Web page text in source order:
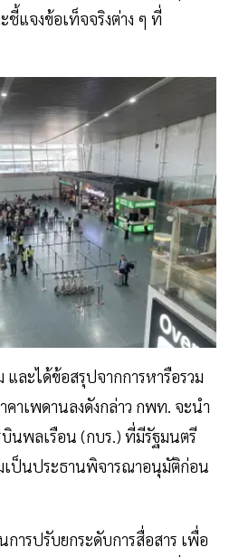
ชี้แจงข้อเท็จจริงต่าง ๆ ที่
ละได้ข้อสรุปจากการหารือรวม
คาเพดานลงดังกล่าว กพท. จะนำ
นพลเรือน (กบร.) ที่มีรัฐมนตรี
เป็นประธานพิจารณาอนุมัติก่อน
ารปรับยกระดับการสื่อสาร เพื่อ